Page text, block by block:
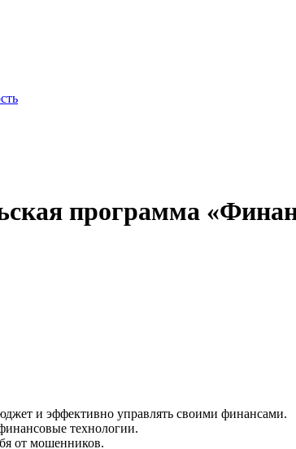
программа
и эффективно управлять своими финансами.
технологии.
от мошенников.